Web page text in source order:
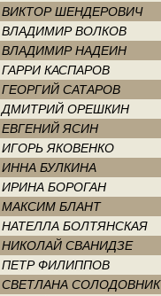
ВИКТОР ШЕНДЕРОВИЧ
ВЛАДИМИР ВОЛКОВ
ВЛАДИМИР НАДЕИН
ГАРРИ КАСПАРОВ
ГЕОРГИЙ САТАРОВ
ДМИТРИЙ ОРЕШКИН
ЕВГЕНИЙ ЯСИН
ИГОРЬ ЯКОВЕНКО
ИННА БУЛКИНА
ИРИНА БОРОГАН
МАКСИМ БЛАНТ
НАТЕЛЛА БОЛТЯНСКАЯ
НИКОЛАЙ СВАНИДЗЕ
ПЕТР ФИЛИППОВ
СВЕТЛАНА СОЛОДОВНИК